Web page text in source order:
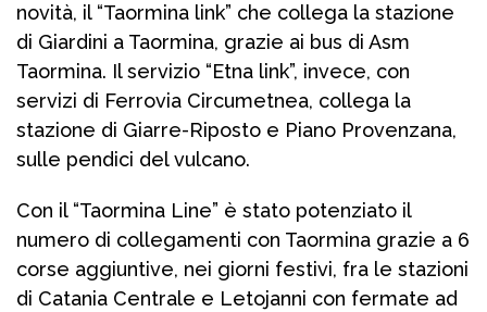
novità, il “Taormina link” che collega la stazione
di Giardini a Taormina, grazie ai bus di Asm
Taormina. Il servizio “Etna link”, invece, con
servizi di Ferrovia Circumetnea, collega la
stazione di Giarre-Riposto e Piano Provenzana,
sulle pendici del vulcano.
Con il “Taormina Line” è stato potenziato il
numero di collegamenti con Taormina grazie a 6
corse aggiuntive, nei giorni festivi, fra le stazioni
di Catania Centrale e Letojanni con fermate ad